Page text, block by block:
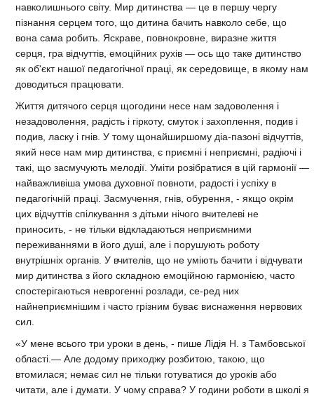
навколишнього світу. Мир дитинства — це в першу чергу
пізнання серцем того, що дитина бачить навколо себе, що
вона сама робить. Яскраве, повнокровне, виразне життя
серця, гра відчуттів, емоційних рухів — ось що таке дитинство
як об'єкт нашої педагогічної праці, як середовище, в якому нам
доводиться працювати.
Життя дитячого серця щогодини несе нам задоволення і
незадоволення, радість і гіркоту, смуток і захоплення, подив і
подив, ласку і гнів. У тому щонайширшому діа-пазоні відчуттів,
який несе нам мир дитинства, є приємні і неприємні, радіючі і
такі, що засмучують мелодії. Уміти розібратися в цій гармонії —
найважливіша умова духовної повноти, радості і успіху в
педагогічній праці. Засмучення, гнів, обурення, - якщо окрім
цих відчуттів спілкування з дітьми нічого вчителеві не
приносить, - не тільки відкладаються неприємними
переживаннями в його душі, але і порушують роботу
внутрішніх органів. У вчителів, що не уміють бачити і відчувати
мир дитинства з його складною емоційною гармонією, часто
спостерігаються неврогенні розлади, се-ред них
найнеприємнішим і часто грізним буває виснаження нервових
сил.
«У мене всього три уроки в день, - пише Лідія Н. з Тамбовської
області.— Але додому приходжу розбитою, такою, що
втомилася; немає сил не тільки готуватися до уроків або
читати, але і думати. У чому справа? У години роботи в школі я